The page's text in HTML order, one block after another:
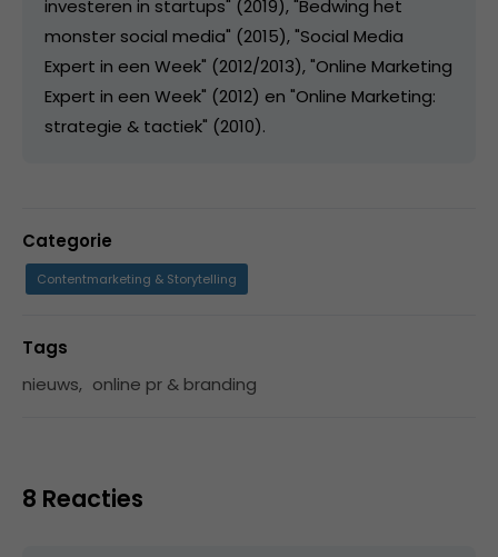
investeren in startups" (2019), "Bedwing het
monster social media" (2015), "Social Media
Expert in een Week" (2012/2013), "Online Marketing
Expert in een Week" (2012) en "Online Marketing:
strategie & tactiek" (2010).
Categorie
Contentmarketing & Storytelling
Tags
nieuws, online pr & branding
8 Reacties